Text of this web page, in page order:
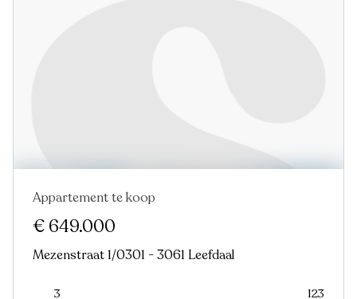
Appartement te koop
€ 649.000
Mezenstraat 1/0301 - 3061 Leefdaal
3 123